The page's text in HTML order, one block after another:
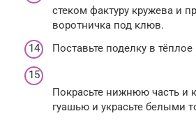
стеком фактуру кружева и
воротничка под клюв.
Поставьте поделку в
Покрасьте нижнюю часть и
гуашью и украсьте белыми